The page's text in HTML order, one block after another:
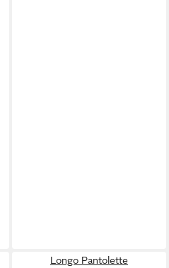
Longo Pantolette